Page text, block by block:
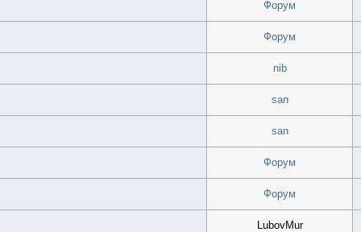
Форум
Форум
nib
san
san
Форум
Форум
LubovMur